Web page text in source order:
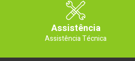
Assistência
Assistência Técnica